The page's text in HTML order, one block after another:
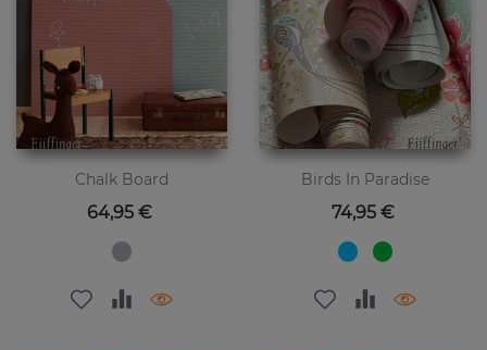
Chalk Board
Preis
64,95 €
Birds In Paradise
Preis
74,95 €